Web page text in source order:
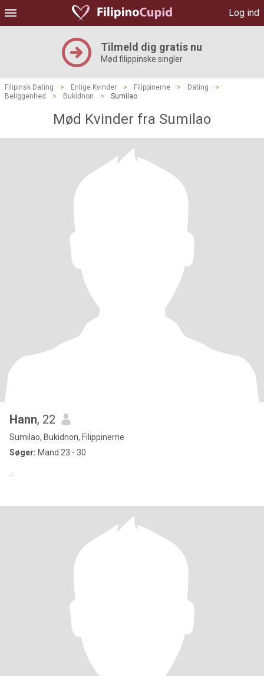
Log ind
Tilmeld dig gratis nu
Mød filippinske singler
Filipinsk Dating > Enlige Kvinder > Filippinerne > Dating
>
Beliggenhed
> Bukidnon > Sumilao
Mød Kvinder fra Sumilao
Hann, 22
Sumilao, Bukidnon, Filippinerne
Søger: Mand 23 - 30